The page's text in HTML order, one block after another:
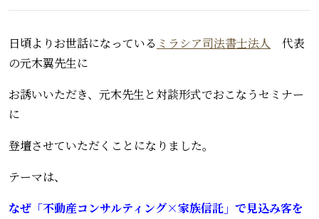
日頃よりお世話になっている ミラシア司法書士法人 代表
の元木翼先生に
お誘いいただき、元木先生と対談形式でおこなうセミナー
に
登壇させていただくことになりました。
テーマは、
なぜ「不動産コンサルティング×家族信託」で見込み客を